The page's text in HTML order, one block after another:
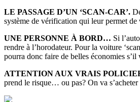
LE PASSAGE D’UN ‘SCAN-CAR’.
système de vérification qui leur permet de
UNE PERSONNE À BORD… Si
rendre à l’horodateur. Pour la voiture
pourra donc faire de belles économies
ATTENTION AUX VRAIS
prend le risque… ou pas? On va